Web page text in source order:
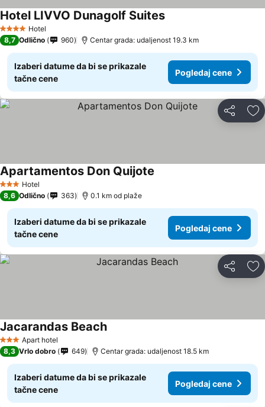
4 ZvezdiceHotel
Hotel LIVVO Dunagolf Suites
8,7 Odlično 960 Centar grada: udaljenost 19.3 km
Izaberi datume da bi se prikazale
tačne cene
Pogledaj cene
Deli
3 Zvezdice
Hotel
Apartamentos Don Quijote
8,6 Odlično 363 0.1 km od plaže
Izaberi datume da bi se prikazale
tačne cene
Pogledaj cene
Deli
3 ZvezdiceApart hotel
Jacarandas Beach
8,3 Vrlo dobro 649 Centar grada: udaljenost 18.5 km
Izaberi datume da bi se prikazale
tačne cene
Pogledaj cene